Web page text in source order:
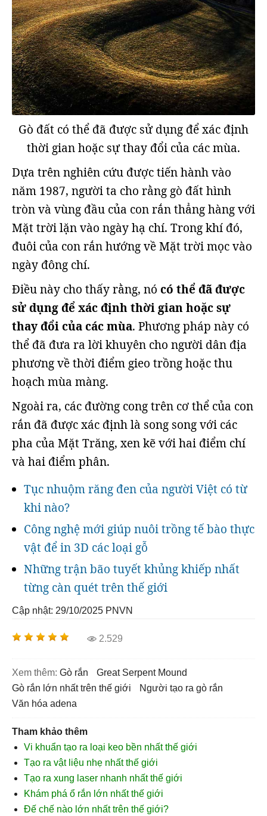
Gò đất có thể đã được sử dụng để xác định
thời gian hoặc sự thay đổi của các mùa.
Dựa trên nghiên cứu được tiến hành vào
năm 1987, người ta cho rằng gò đất hình
tròn và vùng đầu của con rắn thẳng hàng với
Mặt trời lặn vào ngày hạ chí. Trong khí đó,
đuôi của con rắn hướng về Mặt trời mọc vào
ngày đông chí.
Điều này cho thấy rằng, nó có thể đã được
sử dụng để xác định thời gian hoặc sự
thay đổi của các mùa. Phương pháp này có
thể đã đưa ra lời khuyên cho người dân địa
phương về thời điểm gieo trồng hoặc thu
hoạch mùa màng.
Ngoài ra, các đường cong trên cơ thể của con
rắn đã được xác định là song song với các
pha của Mặt Trăng, xen kẽ với hai điểm chí
và hai điểm phân.
Tục nhuộm răng đen của người Việt có từ
khi nào?
Công nghệ mới giúp nuôi trồng tế bào thực
vật để in 3D các loại gỗ
Những trận bão tuyết khủng khiếp nhất
từng càn quét trên thế giới
Cập nhật: 29/10/2025 PNVN
2.529
Xem thêm: gò rắn
Great Serpent Mound
gò rắn lớn nhất trên thế giới
người tạo ra gò rắn
văn hóa adena
Tham khảo thêm
Vi khuẩn tạo ra loại keo bền nhất thế giới
Tạo ra vật liệu nhẹ nhất thế giới
Tạo ra xung laser nhanh nhất thế giới
Khám phá ổ rắn lớn nhất thế giới
Đế chế nào lớn nhất trên thế giới?